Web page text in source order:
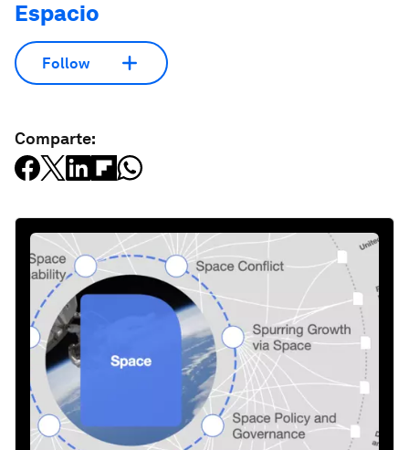
Espacio
Follow
Comparte: